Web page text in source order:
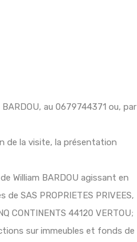
au 0679744371 ou, par
de la visite, la présentation
William BARDOU agissant en
SAS PROPRIETES PRIVEES,
CONTINENTS 44120 VERTOU;
sur immeubles et fonds de